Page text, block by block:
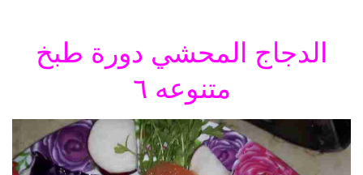
الدجاج المحشي دورة طبخ
متنوعه ٦